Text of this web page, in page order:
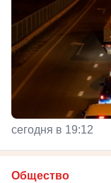
сегодня в 19:12
Общество